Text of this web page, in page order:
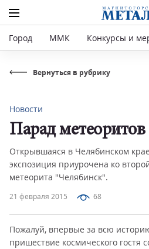
Город ММК Конкурсы и
Вернуться в рубрику
21 февраля 2015 68
Новости
Парад метеоритов
Открывшаяся в Челябинском
экспозиция приурочена ко
метеорита "Челябинск".
Пожалуй, впервые за всю
пришествие космического гостя